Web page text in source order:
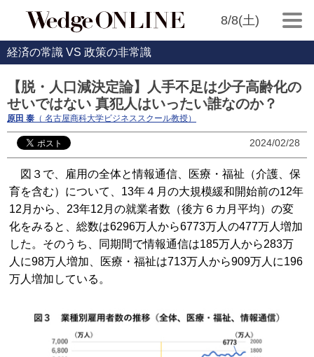
8/8(土)
経済の常識 VS 政策の非常識
【脱・人口減決定論】人手不足は少子高齢化の
せいではない 真犯人はいったい誰なのか？
原田 泰 （ 名古屋商科大学ビジネススクール教授）
2024/02/28
図３で、雇用の全体と情報通信、医療・福祉（介護、保
育を含む）について、13年４月の大規模緩和開始前の12年
12月から、23年12月の就業者数（後方６カ月平均）の変
化をみると、総数は6296万人から6773万人の477万人増加
した。そのうち、同期間で情報通信は185万人から283万
人に98万人増加、医療・福祉は713万人から909万人に196
万人増加している。